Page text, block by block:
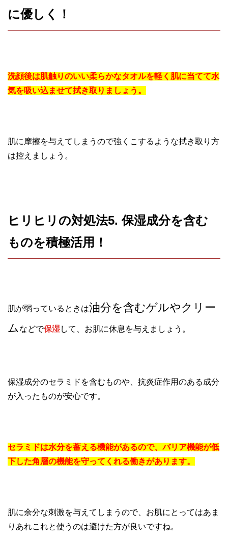
に優しく！
洗顔後は肌触りのいい柔らかなタオルを軽く肌に当てて水
気を吸い込ませて拭き取りましょう。
肌に摩擦を与えてしまうので強くこするような拭き取り方
は控えましょう。
ヒリヒリの対処法5. 保湿成分を含む
ものを積極活用！
肌が弱っているときは油分を含むゲルやクリー
ムなどで保湿して、お肌に休息を与えましょう。
保湿成分のセラミドを含むものや、抗炎症作用のある成分
が入ったものが安心です。
セラミドは水分を蓄える機能があるので、バリア機能が低
下した角層の機能を守ってくれる働きがあります。
肌に余分な刺激を与えてしまうので、お肌にとってはあま
りあれこれと使うのは避けた方が良いですね。